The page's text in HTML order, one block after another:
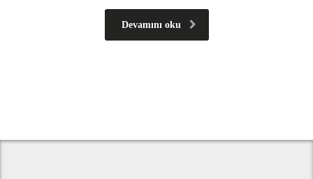
Devamını oku